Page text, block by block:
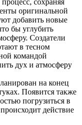
сохраняя
оригинальной
добавить новые
бы углубить
Создатели
в тесном
командой
дух и атмосферу
на конец
Появится также
погрузиться в
действие